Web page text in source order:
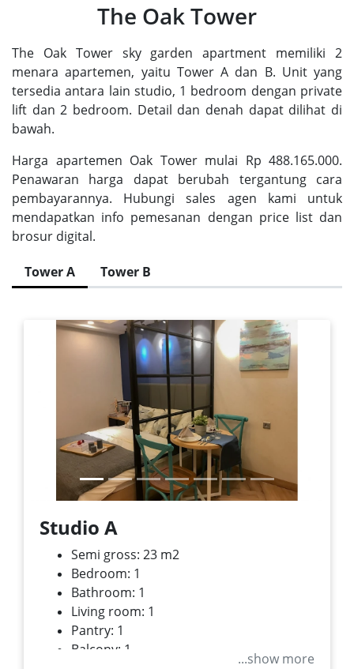
The Oak Tower
The Oak Tower sky garden apartment memiliki 2
menara apartemen, yaitu Tower A dan B. Unit yang
tersedia antara lain studio, 1 bedroom dengan private
lift dan 2 bedroom. Detail dan denah dapat dilihat di
bawah.
Harga apartemen Oak Tower mulai Rp 488.165.000.
Penawaran harga dapat berubah tergantung cara
pembayarannya. Hubungi sales agen kami untuk
mendapatkan info pemesanan dengan price list dan
brosur digital.
Tower A Tower B
Studio A
Semi gross: 23 m2
Bedroom: 1
Bathroom: 1
Living room: 1
Pantry: 1
Balcony: 1
...show more